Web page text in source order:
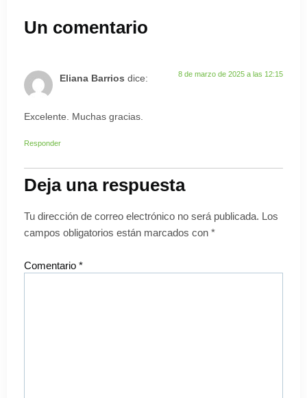
Un comentario
Eliana Barrios dice: 8 de marzo de 2025 a las 12:15
Excelente. Muchas gracias.
Responder
Deja una respuesta
Tu dirección de correo electrónico no será publicada. Los
campos obligatorios están marcados con *
Comentario *